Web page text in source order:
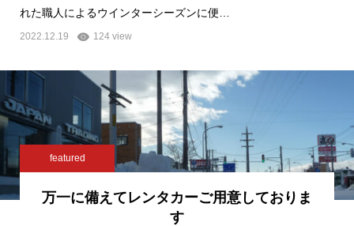
れた職人によるウインターシーズンに便…
2022.12.19 124 view
featured
万一に備えてレンタカーご用意しておりま
す